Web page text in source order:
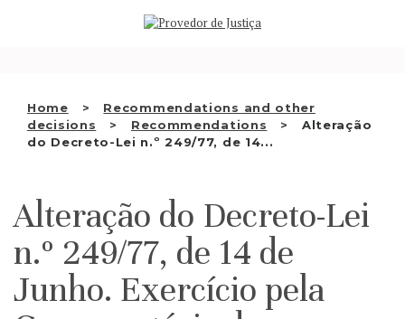
Home
Recommendations and other
decisions
Recommendations
Alteração
do Decreto-Lei n.º 249/77, de 14...
WHO WE ARE
INSTITUTION
EN
Alteração do Decreto-Lei
n.º 249/77, de 14 de
Junho. Exercício pela